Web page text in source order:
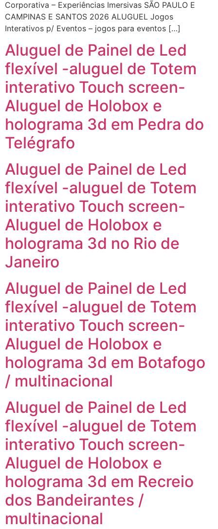
Corporativa – Experiências Imersivas SÃO PAULO E
CAMPINAS E SANTOS 2026 ALUGUEL Jogos
Interativos p/ Eventos – jogos para eventos […]
Aluguel de Painel de Led
flexível -aluguel de Totem
interativo Touch screen-
Aluguel de Holobox e
holograma 3d em Pedra do
Telégrafo
Aluguel de Painel de Led
flexível -aluguel de Totem
interativo Touch screen-
Aluguel de Holobox e
holograma 3d no Rio de
Janeiro
Aluguel de Painel de Led
flexível -aluguel de Totem
interativo Touch screen-
Aluguel de Holobox e
holograma 3d em Botafogo
/ multinacional
Aluguel de Painel de Led
flexível -aluguel de Totem
interativo Touch screen-
Aluguel de Holobox e
holograma 3d em Recreio
dos Bandeirantes /
multinacional